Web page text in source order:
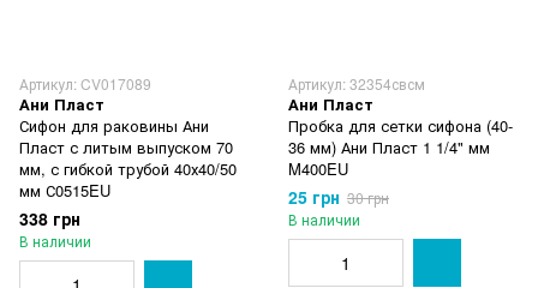
Артикул: CV017089
Ани Пласт
Сифон для раковины Ани
Пласт с литым выпуском 70
мм, с гибкой трубой 40х40/50
мм С0515EU
338 грн
В наличии
Артикул: 32354свсм
Ани Пласт
Пробка для сетки сифона (40-
36 мм) Ани Пласт 1 1/4" мм
M400EU
25 грн 30 грн
В наличии